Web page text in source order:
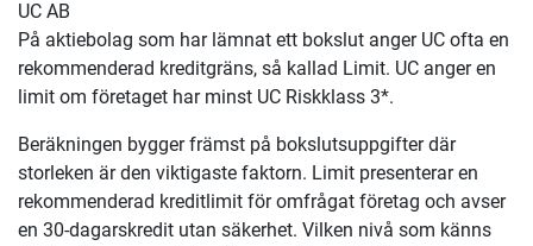
UC AB
På aktiebolag som har lämnat ett bokslut anger UC ofta en
rekommenderad kreditgräns, så kallad Limit. UC anger en
limit om företaget har minst UC Riskklass 3*.
Beräkningen bygger främst på bokslutsuppgifter där
storleken är den viktigaste faktorn. Limit presenterar en
rekommenderad kreditlimit för omfrågat företag och avser
en 30-dagarskredit utan säkerhet. Vilken nivå som känns